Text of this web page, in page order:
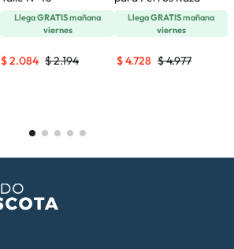
LlegaGRATISmañana
viernes
$2.194
$2.084
Pequeña
LlegaGRATISmañana
viernes
$4.977
$4.728